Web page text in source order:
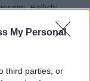
My Personal
third parties, or
Bellich;
Gabrielloni, Okoro.
Candellone,